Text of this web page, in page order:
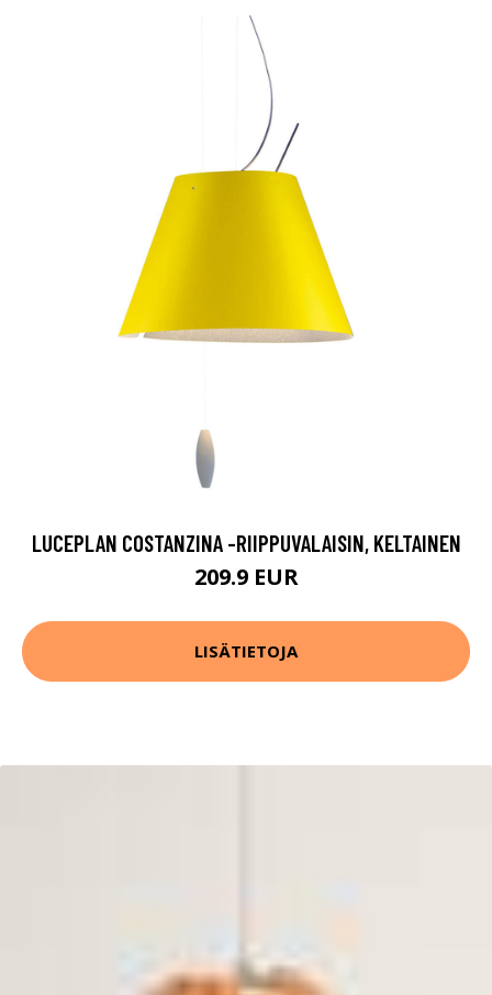
LUCEPLAN COSTANZINA -RIIPPUVALAISIN, KELTAINEN
209.9 EUR
LISÄTIETOJA